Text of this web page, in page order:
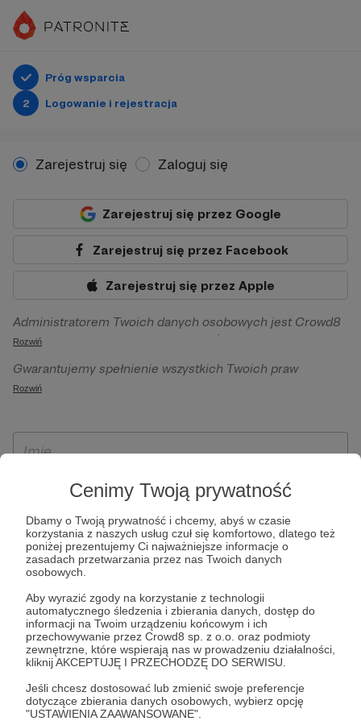
Cenimy Twoją prywatność
Dbamy o Twoją prywatność i chcemy, abyś w czasie
korzystania z naszych usług czuł się komfortowo, dlatego też
poniżej prezentujemy Ci najważniejsze informacje o
zasadach przetwarzania przez nas Twoich danych
osobowych.
Aby wyrazić zgody na korzystanie z technologii
automatycznego śledzenia i zbierania danych, dostęp do
informacji na Twoim urządzeniu końcowym i ich
przechowywanie przez Crowd8 sp. z o.o. oraz podmioty
zewnętrzne, które wspierają nas w prowadzeniu działalności,
kliknij AKCEPTUJĘ I PRZECHODZĘ DO SERWISU.
Jeśli chcesz dostosować lub zmienić swoje preferencje
dotyczące zbierania danych osobowych, wybierz opcję
"USTAWIENIA ZAAWANSOWANE".
Próg wsparcia
2
Logowanie i rejestracja
Zarejestruj się Zaloguj się
Zarejestruj się przez Google
Zarejestruj się przez Facebook
Zarejestruj się przez Apple
Administratorem Twoich danych osobowych jest Crowd8
sp. z o.o. z siedziba w Warszawie, ul. Żwirki i Wigury 16, 02-
092 Warszawa. Twoje dane osobowe będą przetwarzane w
szczególności w celu wykonania umowy zawartej z Tobą, w
Patronite.pl, w tym możliwości dokonywania oraz
otrzymywania wsparcia na naszej platformie oraz
Rozwiń
Gwarantujemy spełnienie wszystkich Twoich praw
wynikających z ogólnego rozporządzenia o ochronie
ich przenoszenia, niepodlegania zautomatyzowanemu
wyrażenia sprzeciwu wobec przetwarzania Twoich danych
osobowych. Rejestracja dla osób niepełnoletnich możliwa
jest po przekazaniu podpisanego formularza "Zgodna na
założenie konta przez osobę niepełnoletnią", formularz
dostępny jest na stronie regulaminu Patronite.pl.
Rozwiń
* Zapoznałem się i akceptujęRegulaminserwisu oraz